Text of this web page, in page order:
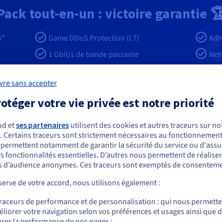
tout-en-un : victoire garantie
Game DDoS Protection (L7)
1 Gbit/s de bande passante
serveurs Enshrouded
des architectures CPU
Cela garantit une stabilité
Systèmes
Sélectionnez entreWindows
complet permet un contrôle
semblez être localisé en États-Unis.
commander, rendez-vous sur le site de votre pays (États-Unis) et créez un
us.ovhcloud.com/bare-metal Anglais USD - $
sans accepter
votre vie privée est notre priorité
etses partenaires utilisent des cookies et autres traceurs sur
Certains traceurs sont strictement nécessaires au
notamment de garantir la sécurité du service ou
fonctionnalités essentielles. D’autres nous permettent de
d’audience anonymes. Ces traceurs sont exemptés de
de votre accord, nous utilisons également :
de performance et de personnalisation : qui nous
votre navigation selon vos préférences et usages ainsi que